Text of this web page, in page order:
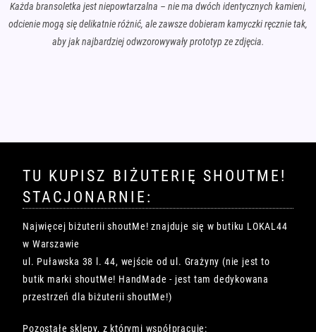
Każda bransoletka jest niepowtarzalna – nie ma dwóch identycznych kamieni,
odcienie mogą się delikatnie różnić, ale zawsze dobieram kamyczki ręcznie tak,
aby jak najbardziej odwzorowywały prototyp ze zdjęcia.
TU KUPISZ BIŻUTERIĘ SHOUTME!
STACJONARNIE:
Najwięcej biżuterii shoutMe! znajduje się w butiku LOKAL44
w Warszawie
ul. Puławska 38 l. 44, wejście od ul. Grażyny (nie jest to
butik marki shoutMe! HandMade - jest tam dedykowana
przestrzeń dla biżuterii shoutMe!)
Pozostałe sklepy, z którymi współpracuję: